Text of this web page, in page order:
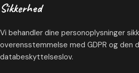
Sikkerhed
Vi behandler dine personoplysninger
overensstemmelse med GDPR og den
databeskyttelseslov.